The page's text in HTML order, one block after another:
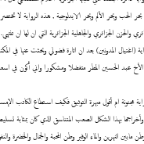
الحب وبحر الألم وبحر الايدلوجية , هذه الرواية لا
والحزن الجزائري والجاهلية الجزائرية التي ان لها ان تنتهي.
(اغتيال المدونين) بعد ان اثارة فضولي وبحثت عنها في
الأخ عبد الحسين المطر متفضلا ومشكورا واني أكون في
مجنونة ام أقول مبهرة التوثيق فكيف استطاع الكاتب
بهذا الشكل الصعب المتناسق الذي كان بمثابة
النهرين والماء الوفير وطن المحبة والجمال والخضرة